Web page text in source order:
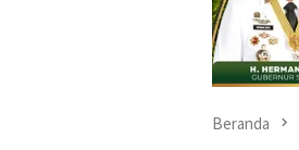
Beranda